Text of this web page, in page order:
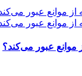
موانع عبور می‌کند؟